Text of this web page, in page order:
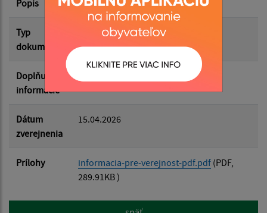
Filtrovať Reset
Popis Informácia pre verejnosť
Typ
dokumentu
Životné prostredie
Doplňujúce
informácie
Dátum
zverejnenia
15.04.2026
Prílohy informacia-pre-verejnost-pdf.pdf (PDF,
289.91KB )